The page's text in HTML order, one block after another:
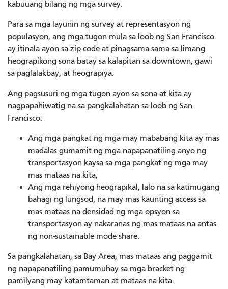
kabuuang bilang ng mga survey.
Para sa mga layunin ng survey at representasyon ng
populasyon, ang mga tugon mula sa loob ng San Francisco
ay itinala ayon sa zip code at pinagsama-sama sa limang
heograpikong sona batay sa kalapitan sa downtown, gawi
sa paglalakbay, at heograpiya.
Ang pagsusuri ng mga tugon ayon sa sona at kita ay
nagpapahiwatig na sa pangkalahatan sa loob ng San
Francisco:
Ang mga pangkat ng mga may mababang kita ay mas
madalas gumamit ng mga napapanatiling anyo ng
transportasyon kaysa sa mga pangkat ng mga may
mas mataas na kita,
Ang mga rehiyong heograpikal, lalo na sa katimugang
bahagi ng lungsod, na may mas kaunting access sa
mas mataas na densidad ng mga opsyon sa
transportasyon ay nakaranas ng mas mataas na antas
ng non-sustainable mode share.
Sa pangkalahatan, sa Bay Area, mas mataas ang paggamit
ng napapanatiling pamumuhay sa mga bracket ng
pamilyang may katamtaman at mataas na kita.